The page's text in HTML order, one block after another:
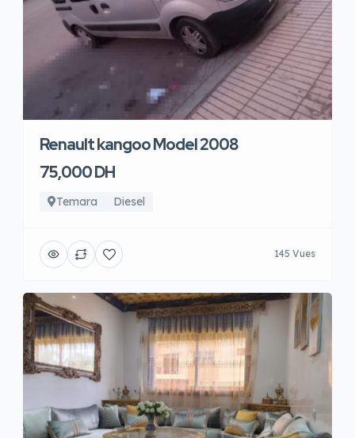
Renault kangoo Model 2008
75,000 DH
Temara Diesel
145 Vues